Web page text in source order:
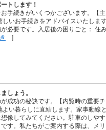
トします！
手続きがいくつかございます。【
いお手続きをアドバイスいたしま
必要です。入居後の困りごと： 住
]
しょう。
成功の秘訣です。【内覧時の重要
い暮らしに直結します。家事動線
像してみてください。駐車のしや
す。私たちがご案内する際は、メ